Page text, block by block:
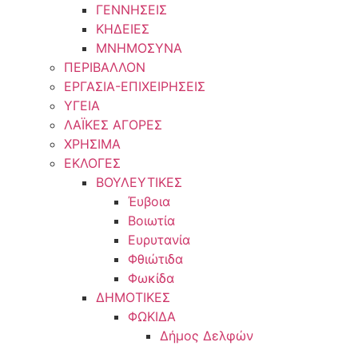
ΓΕΝΝΗΣΕΙΣ
ΚΗΔΕΙΕΣ
ΜΝΗΜΟΣΥΝΑ
ΠΕΡΙΒΑΛΛΟΝ
ΕΡΓΑΣΙΑ-ΕΠΙΧΕΙΡΗΣΕΙΣ
ΥΓΕΙΑ
ΛΑΪΚΕΣ ΑΓΟΡΕΣ
ΧΡΗΣΙΜΑ
ΕΚΛΟΓΕΣ
ΒΟΥΛΕΥΤΙΚΕΣ
Έυβοια
Βοιωτία
Ευρυτανία
Φθιώτιδα
Φωκίδα
ΔΗΜΟΤΙΚΕΣ
ΦΩΚΙΔΑ
Δήμος Δελφών